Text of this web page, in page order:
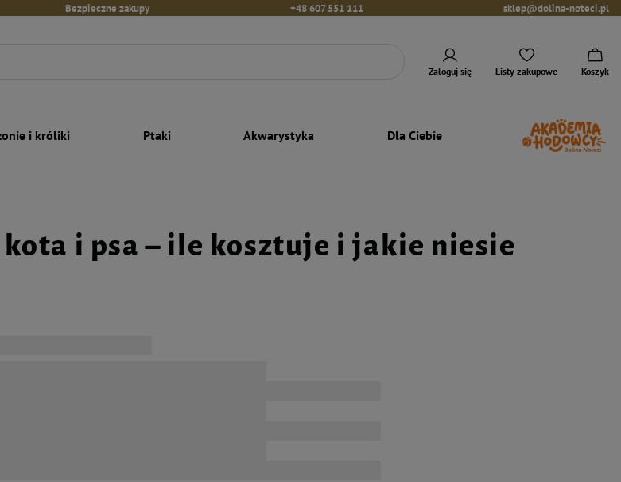
Bezpieczne zakupy +48 607 551 111 sklep@dolina-noteci.pl
Zaloguj się Listy zakupowe Koszyk
i króliki Ptaki Akwarystyka Dla Ciebie
i psa – ile kosztuje i jakie niesie